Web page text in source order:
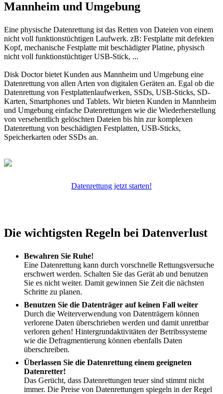
Mannheim und Umgebung
Eine physische Datenrettung ist das Retten von Dateien von einem
nicht voll funktionstüchtigen Laufwerk. zB: Festplatte mit defekten
Kopf, mechanische Festplatte mit beschädigter Platine, physisch
nicht voll funktionstüchtiger USB-Stick, ...
Disk Doctor bietet Kunden aus Mannheim und Umgebung eine
Datenrettung von allen Arten von digitalen Geräten an. Egal ob die
Datenrettung von Festplattenlaufwerken, SSDs, USB-Sticks, SD-
Karten, Smartphones und Tablets. Wir bieten Kunden in Mannheim
und Umgebung einfache Datenrettungen wie die Wiederherstellung
von versehentlich gelöschten Dateien bis hin zur komplexen
Datenrettung von beschädigten Festplatten, USB-Sticks,
Speicherkarten oder SSDs an.
Datenrettung jetzt starten!
Die wichtigsten Regeln bei Datenverlust
Bewahren Sie Ruhe!
Eine Datenrettung kann durch vorschnelle Rettungsversuche
erschwert werden. Schalten Sie das Gerät ab und benutzen
Sie es nicht weiter. Damit gewinnen Sie Zeit die nächsten
Schritte zu planen.
Benutzen Sie die Datenträger auf keinen Fall weiter
Durch die Weiterverwendung von Datenträgern können
verlorene Daten überschrieben werden und damit unrettbar
verloren gehen! Hintergrundaktivitäten der Betribssysteme
wie die Defragmentierung können ebenfalls Daten
überschreiben.
Überlassen Sie die Datenrettung einem geeigneten
Datenretter!
Das Gerücht, dass Datenrettungen teuer sind stimmt nicht
immer. Die Preise von Datenrettungen spiegeln in der Regel